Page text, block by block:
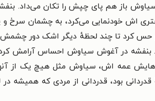
باز هم پای چپش را تکان می‌داد.
اش خودنمایی می‌کرد، به چشمان سرخ
حس کرد تا چند لحظهٔ دیگر اشک دور
بنفشه در آغوش سیاوش احساس
هایش عمه اش، سیاوش مثل هیچ یک از
بود، قدردانی از مردی که